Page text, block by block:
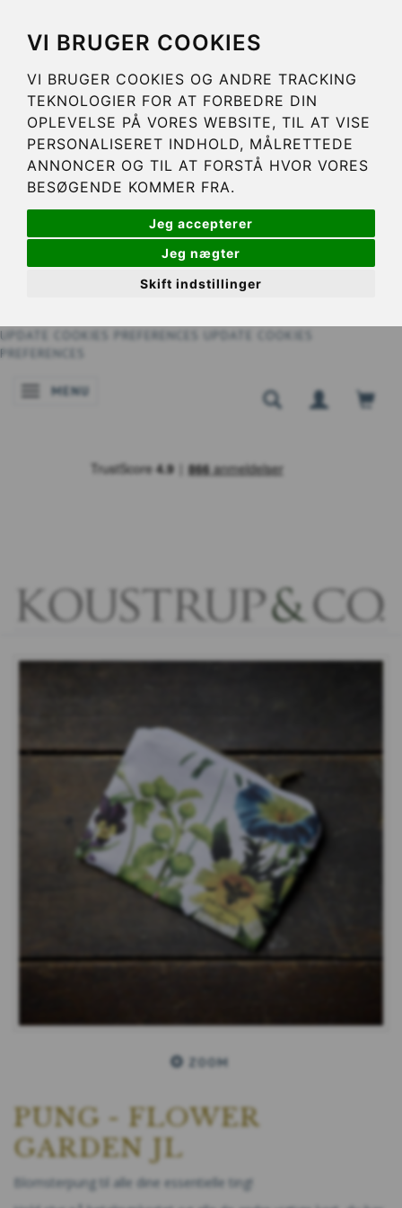
VI BRUGER COOKIES
VI BRUGER COOKIES OG ANDRE TRACKING
TEKNOLOGIER FOR AT FORBEDRE DIN
OPLEVELSE PÅ VORES WEBSITE, TIL AT VISE
PERSONALISERET INDHOLD, MÅLRETTEDE
ANNONCER OG TIL AT FORSTÅ HVOR VORES
BESØGENDE KOMMER FRA.
Jeg accepterer
Jeg nægter
Skift indstillinger
UPDATE COOKIES PREFERENCES
UPDATE COOKIES
PREFERENCES
SKIFTE NAVIGATION
MENU
ZOOM
PUNG - FLOWER
GARDEN JL
Blomsterpung til alle dine essentielle ting!